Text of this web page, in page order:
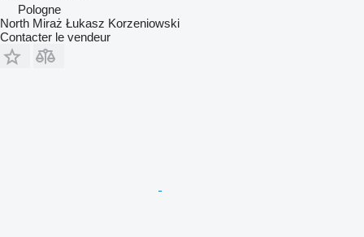
Pologne
North Miraż Łukasz Korzeniowski
Contacter le vendeur